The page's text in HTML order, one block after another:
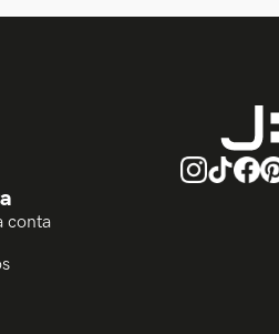
conta